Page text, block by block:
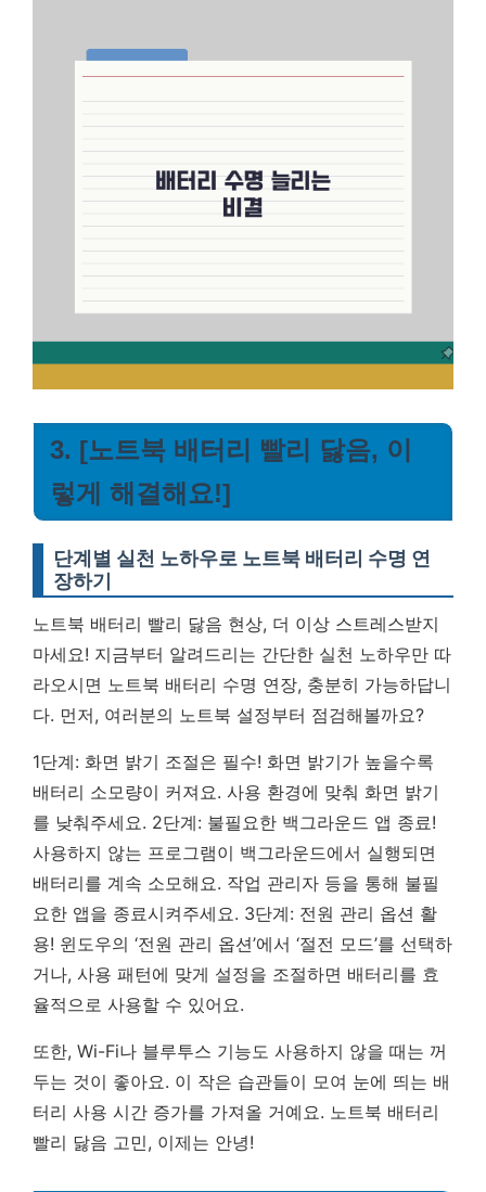
3. [노트북 배터리 빨리 닳음, 이
렇게 해결해요!]
단계별 실천 노하우로 노트북 배터리 수명 연
장하기
노트북 배터리 빨리 닳음 현상, 더 이상 스트레스받지
마세요! 지금부터 알려드리는 간단한 실천 노하우만 따
라오시면 노트북 배터리 수명 연장, 충분히 가능하답니
다. 먼저, 여러분의 노트북 설정부터 점검해볼까요?
1단계: 화면 밝기 조절은 필수! 화면 밝기가 높을수록
배터리 소모량이 커져요. 사용 환경에 맞춰 화면 밝기
를 낮춰주세요. 2단계: 불필요한 백그라운드 앱 종료!
사용하지 않는 프로그램이 백그라운드에서 실행되면
배터리를 계속 소모해요. 작업 관리자 등을 통해 불필
요한 앱을 종료시켜주세요. 3단계: 전원 관리 옵션 활
용! 윈도우의 ‘전원 관리 옵션’에서 ‘절전 모드’를 선택하
거나, 사용 패턴에 맞게 설정을 조절하면 배터리를 효
율적으로 사용할 수 있어요.
또한, Wi-Fi나 블루투스 기능도 사용하지 않을 때는 꺼
두는 것이 좋아요. 이 작은 습관들이 모여 눈에 띄는 배
터리 사용 시간 증가를 가져올 거예요. 노트북 배터리
빨리 닳음 고민, 이제는 안녕!